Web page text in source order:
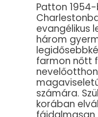
Patton
evangélikus
három
farmon nőtt
számára.
korában